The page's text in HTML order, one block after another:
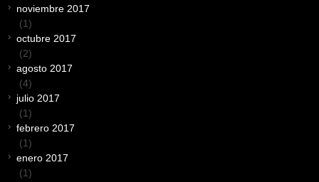
noviembre 2017
(1)
octubre 2017
(2)
agosto 2017
(4)
julio 2017
(1)
febrero 2017
(1)
enero 2017
(1)